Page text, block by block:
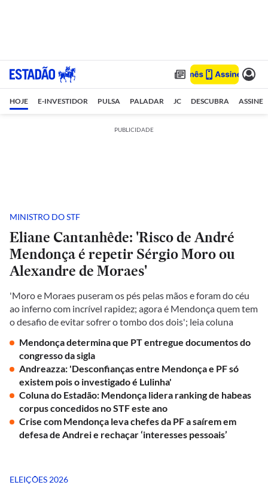
HOJE E-INVESTIDOR PULSA PALADAR JC DESCUBRA ASSINE
PUBLICIDADE
MINISTRO DO STF
Eliane Cantanhêde: 'Risco de André
Mendonça é repetir Sérgio Moro ou
Alexandre de Moraes'
'Moro e Moraes puseram os pés pelas mãos e foram do céu
ao inferno com incrível rapidez; agora é Mendonça quem tem
o desafio de evitar sofrer o tombo dos dois'; leia coluna
Mendonça determina que PT entregue documentos do
congresso da sigla
Andreazza: 'Desconfianças entre Mendonça e PF só
existem pois o investigado é Lulinha'
Coluna do Estadão: Mendonça lidera ranking de habeas
corpus concedidos no STF este ano
Crise com Mendonça leva chefes da PF a saírem em
defesa de Andrei e rechaçar ‘interesses pessoais’
ELEIÇÕES 2026